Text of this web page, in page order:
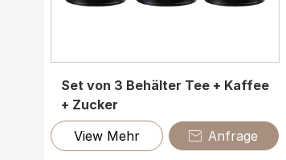
Set von 3 Behälter Tee + Kaffee
+ Zucker
View Mehr
 Anfrage